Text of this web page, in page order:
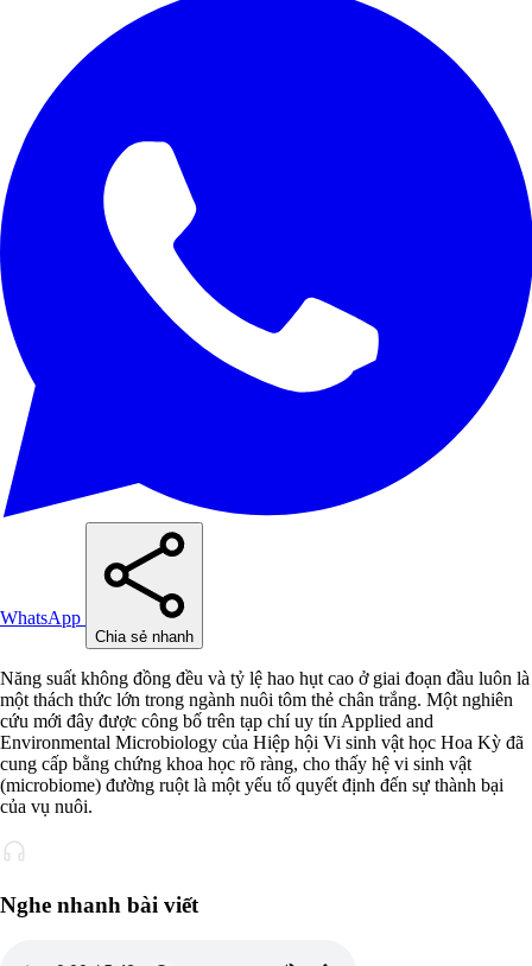
WhatsApp
Chia sẻ nhanh
Năng suất không đồng đều và tỷ lệ hao hụt cao ở giai đoạn đầu luôn là
một thách thức lớn trong ngành nuôi tôm thẻ chân trắng. Một nghiên
cứu mới đây được công bố trên tạp chí uy tín Applied and
Environmental Microbiology của Hiệp hội Vi sinh vật học Hoa Kỳ đã
cung cấp bằng chứng khoa học rõ ràng, cho thấy hệ vi sinh vật
(microbiome) đường ruột là một yếu tố quyết định đến sự thành bại
của vụ nuôi.
Nghe nhanh bài viết